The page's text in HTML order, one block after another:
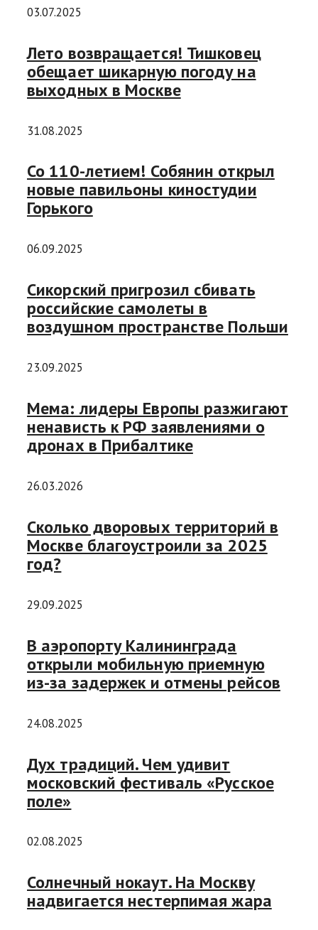
03.07.2025
Лето возвращается! Тишковец
обещает шикарную погоду на
выходных в Москве
31.08.2025
Со 110-летием! Собянин открыл
новые павильоны киностудии
Горького
06.09.2025
Сикорский пригрозил сбивать
российские самолеты в
воздушном пространстве Польши
23.09.2025
Мема: лидеры Европы разжигают
ненависть к РФ заявлениями о
дронах в Прибалтике
26.03.2026
Сколько дворовых территорий в
Москве благоустроили за 2025
год?
29.09.2025
В аэропорту Калининграда
открыли мобильную приемную
из-за задержек и отмены рейсов
24.08.2025
Дух традиций. Чем удивит
московский фестиваль «Русское
поле»
02.08.2025
Солнечный нокаут. На Москву
надвигается нестерпимая жара